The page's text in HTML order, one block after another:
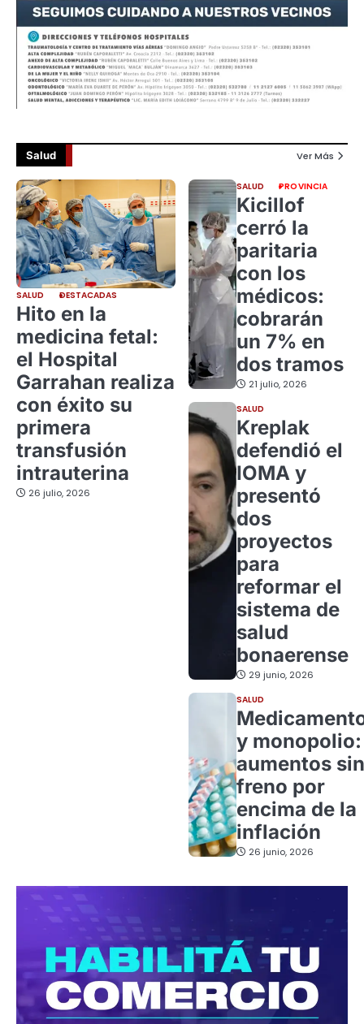
Salud Ver Más
SALUD DESTACADAS
Hito en la
medicina fetal:
el Hospital
Garrahan realiza
con éxito su
primera
transfusión
intrauterina
26 julio, 2026
SALUD PROVINCIA
Kicillof
cerró la
paritaria
con los
médicos:
cobrarán
un 7% en
dos tramos
21 julio, 2026
SALUD
Kreplak
defendió el
IOMA y
presentó
dos
proyectos
para
reformar el
sistema de
salud
bonaerense
29 junio, 2026
SALUD
y monopolio:
aumentos sin
freno por
encima de la
inflación
26 junio, 2026